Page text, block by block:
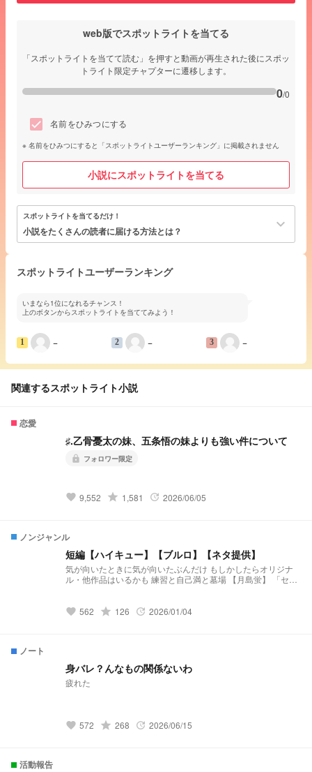
web版でスポットライトを当てる
「スポットライトを当てて読む」を押すと動画が再生された後にスポッ
トライト限定チャプターに遷移します。
0/0
名前をひみつにする
名前をひみつにすると「スポットライトユーザーランキング」に掲載されません
小説にスポットライトを当てる
スポットライトを当てるだけ！
小説をたくさんの読者に届ける方法とは？ keyboard_arrow_down
スポットライトユーザーランキング
いまなら1位になれるチャンス！
上のボタンからスポットライトを当ててみよう！
1 − 2 − 3 −
関連するスポットライト小説
恋愛
♯.乙骨憂太の妹、五条悟の妹よりも強い件について
lock フォロワー限定
favorite 9,552 grade 1,581 update 2026/06/05
ノンジャンル
短編【ハイキュー】【ブルロ】【ネタ提供】
気が向いたときに気が向いたぶんだけ もしかしたらオリジナ
ル・他作品はいるかも 練習と自己満と墓場 【月島蛍】 「セレ
治】 「先輩、まだ独り身なんすか？(笑)」 小説になりました↓
↓ ↓ https://novel.prcm.jp/novel/wm18GhLSixpJNbKeARoK
【宮侑】(角名) 「ちみけも買ったら男子高校生拾った話」 小説
になりました↓ ↓ ↓
favorite 562 grade 126 update 2026/01/04
ノート
身バレ？んなもの関係ないわ
疲れた
favorite 572 grade 268 update 2026/06/15
活動報告